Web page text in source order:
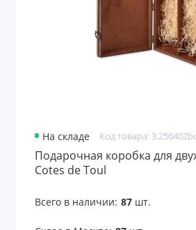
На складе Код товара:
Подарочная коробка для
Cotes de Toul
Всего в наличии: 87шт.